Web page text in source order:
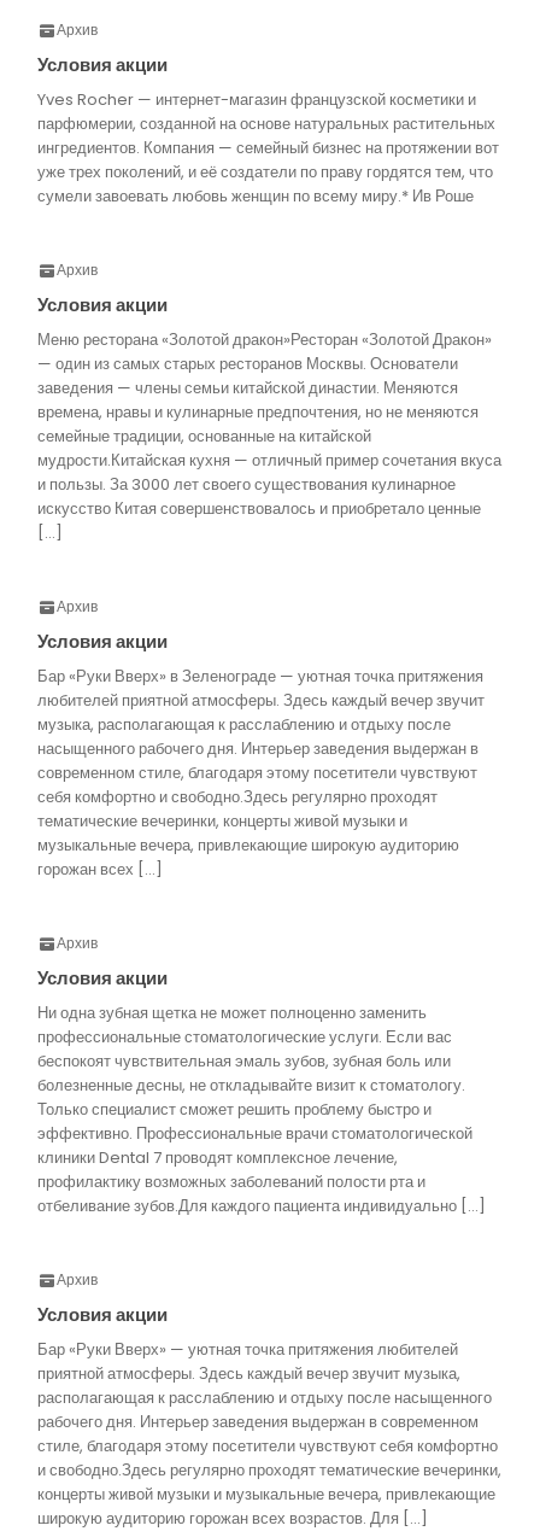
Архив
Условия акции
Yves Rocher — интернет-магазин французской косметики и
парфюмерии, созданной на основе натуральных растительных
ингредиентов. Компания — семейный бизнес на протяжении вот
уже трех поколений, и её создатели по праву гордятся тем, что
сумели завоевать любовь женщин по всему миру.* Ив Роше
Архив
Условия акции
Меню ресторана «Золотой дракон»Ресторан «Золотой Дракон»
— один из самых старых ресторанов Москвы. Основатели
заведения — члены семьи китайской династии. Меняются
времена, нравы и кулинарные предпочтения, но не меняются
семейные традиции, основанные на китайской
мудрости.Китайская кухня — отличный пример сочетания вкуса
и пользы. За 3000 лет своего существования кулинарное
искусство Китая совершенствовалось и приобретало ценные
[…]
Архив
Условия акции
Бар «Руки Вверх» в Зеленограде — уютная точка притяжения
любителей приятной атмосферы. Здесь каждый вечер звучит
музыка, располагающая к расслаблению и отдыху после
насыщенного рабочего дня. Интерьер заведения выдержан в
современном стиле, благодаря этому посетители чувствуют
себя комфортно и свободно.Здесь регулярно проходят
тематические вечеринки, концерты живой музыки и
музыкальные вечера, привлекающие широкую аудиторию
горожан всех […]
Архив
Условия акции
Ни одна зубная щетка не может полноценно заменить
профессиональные стоматологические услуги. Если вас
беспокоят чувствительная эмаль зубов, зубная боль или
болезненные десны, не откладывайте визит к стоматологу.
Только специалист сможет решить проблему быстро и
эффективно. Профессиональные врачи стоматологической
клиники Dental 7 проводят комплексное лечение,
профилактику возможных заболеваний полости рта и
отбеливание зубов.Для каждого пациента индивидуально […]
Архив
Условия акции
Бар «Руки Вверх» — уютная точка притяжения любителей
приятной атмосферы. Здесь каждый вечер звучит музыка,
располагающая к расслаблению и отдыху после насыщенного
рабочего дня. Интерьер заведения выдержан в современном
стиле, благодаря этому посетители чувствуют себя комфортно
и свободно.Здесь регулярно проходят тематические вечеринки,
концерты живой музыки и музыкальные вечера, привлекающие
широкую аудиторию горожан всех возрастов. Для […]